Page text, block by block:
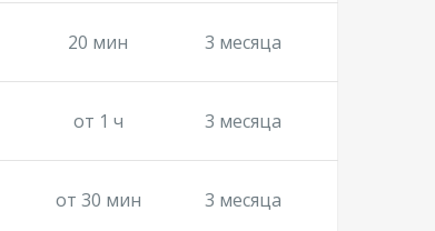
20 мин 3 месяца
от 1 ч 3 месяца
от 30 мин 3 месяца